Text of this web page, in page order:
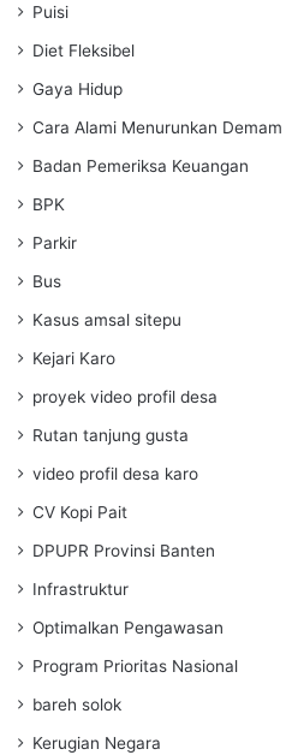
Puisi
Diet Fleksibel
Gaya Hidup
Cara Alami Menurunkan Demam
Badan Pemeriksa Keuangan
BPK
Parkir
Bus
Kasus amsal sitepu
Kejari Karo
proyek video profil desa
Rutan tanjung gusta
video profil desa karo
CV Kopi Pait
DPUPR Provinsi Banten
Infrastruktur
Optimalkan Pengawasan
Program Prioritas Nasional
bareh solok
Kerugian Negara